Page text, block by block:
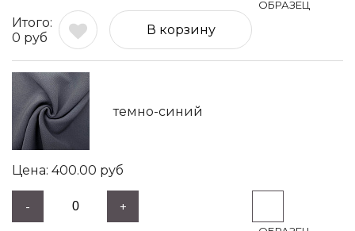
0 руб
В корзину
темно-синий
400.00 руб
- +